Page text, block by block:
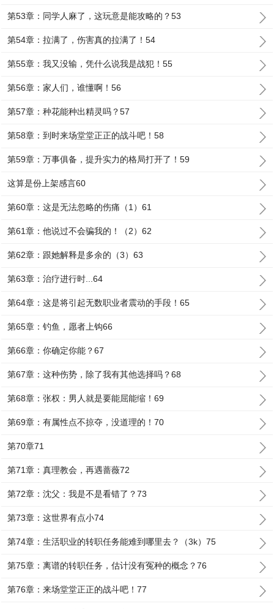
第53章：同学人麻了，这玩意是能攻略的？53
第54章：拉满了，伤害真的拉满了！54
第55章：我又没输，凭什么说我是战犯！55
第56章：家人们，谁懂啊！56
第57章：种花能种出精灵吗？57
第58章：到时来场堂堂正正的战斗吧！58
第59章：万事俱备，提升实力的格局打开了！59
这算是份上架感言60
第60章：这是无法忽略的伤痛（1）61
第61章：他说过不会骗我的！（2）62
第62章：跟她解释是多余的（3）63
第63章：治疗进行时...64
第64章：这是将引起无数职业者震动的手段！65
第65章：钓鱼，愿者上钩66
第66章：你确定你能？67
第67章：这种伤势，除了我有其他选择吗？68
第68章：张权：男人就是要能屈能缩！69
第69章：有属性点不掠夺，没道理的！70
第70章71
第71章：真理教会，再遇蔷薇72
第72章：沈父：我是不是看错了？73
第73章：这世界有点小74
第74章：生活职业的转职任务能难到哪里去？（3k）75
第75章：离谱的转职任务，估计没有冤种的概念？76
第76章：来场堂堂正正的战斗吧！77